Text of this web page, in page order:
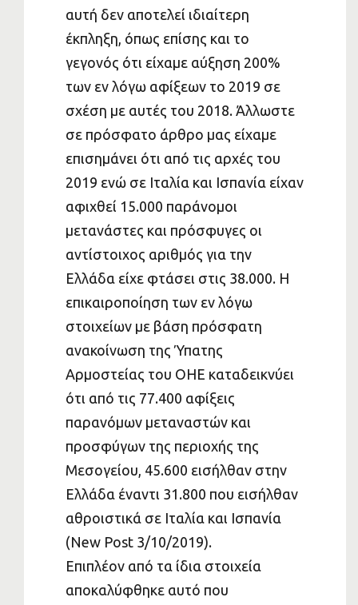
αυτή δεν αποτελεί ιδιαίτερη
έκπληξη, όπως επίσης και το
γεγονός ότι είχαμε αύξηση 200%
των εν λόγω αφίξεων το 2019 σε
σχέση με αυτές του 2018. Άλλωστε
σε πρόσφατο άρθρο μας είχαμε
επισημάνει ότι από τις αρχές του
2019 ενώ σε Ιταλία και Ισπανία είχαν
αφιχθεί 15.000 παράνομοι
μετανάστες και πρόσφυγες οι
αντίστοιχος αριθμός για την
Ελλάδα είχε φτάσει στις 38.000. Η
επικαιροποίηση των εν λόγω
στοιχείων με βάση πρόσφατη
ανακοίνωση της Ύπατης
Αρμοστείας του ΟΗΕ καταδεικνύει
ότι από τις 77.400 αφίξεις
παρανόμων μεταναστών και
προσφύγων της περιοχής της
Μεσογείου, 45.600 εισήλθαν στην
Ελλάδα έναντι 31.800 που εισήλθαν
αθροιστικά σε Ιταλία και Ισπανία
(New Post 3/10/2019).
Επιπλέον από τα ίδια στοιχεία
αποκαλύφθηκε αυτό που